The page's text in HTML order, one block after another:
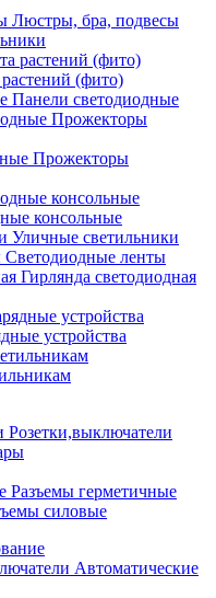
Люстры, бра, подвесы
(фито)
Панели светодиодные
Прожекторы
Прожекторы
консольные
Уличные светильники
Светодиодные ленты
Гирлянда светодиодная
устройства
Розетки,выключатели
Разъемы герметичные
силовые
Автоматические